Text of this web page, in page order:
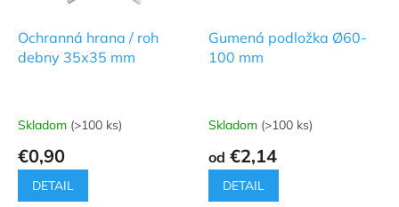
u
Ochranná hrana / roh
debny 35x35 mm
Priemerné
produktu
5,0
Skladom (>100 ks)
€0,90
DETAIL
Gumená podložka Ø60-
100 mm
Priemerné
produktu
4,0
Skladom (>100 ks)
od €2,14
DETAIL